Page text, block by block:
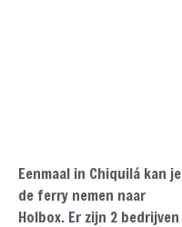
Eenmaal in Chiquilá kan je
de ferry nemen naar
Holbox. Er zijn 2 bedrijven